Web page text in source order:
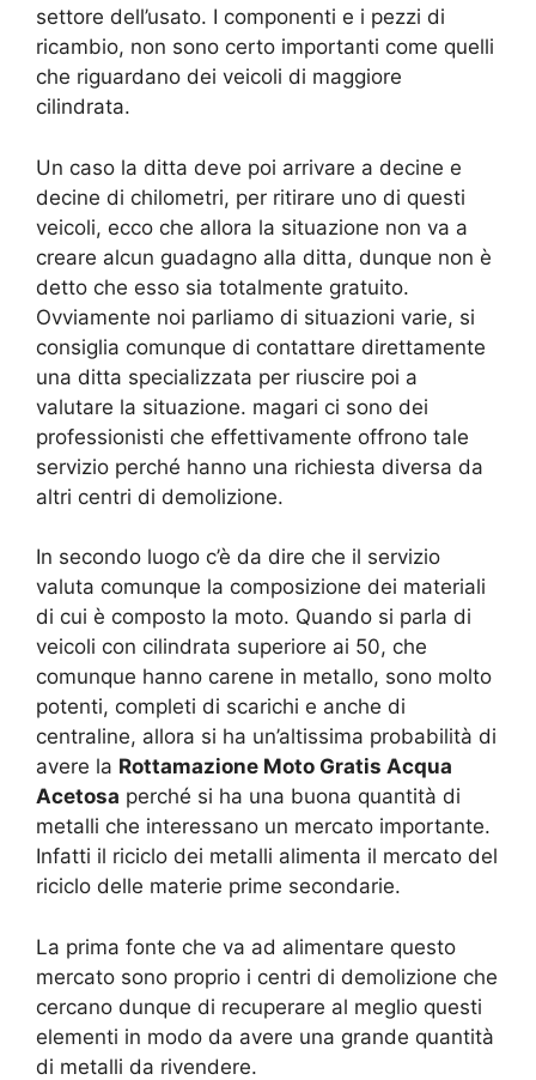
settore dell’usato. I componenti e i pezzi di
ricambio, non sono certo importanti come quelli
che riguardano dei veicoli di maggiore
cilindrata.
Un caso la ditta deve poi arrivare a decine e
decine di chilometri, per ritirare uno di questi
veicoli, ecco che allora la situazione non va a
creare alcun guadagno alla ditta, dunque non è
detto che esso sia totalmente gratuito.
Ovviamente noi parliamo di situazioni varie, si
consiglia comunque di contattare direttamente
una ditta specializzata per riuscire poi a
valutare la situazione. magari ci sono dei
professionisti che effettivamente offrono tale
servizio perché hanno una richiesta diversa da
altri centri di demolizione.
In secondo luogo c’è da dire che il servizio
valuta comunque la composizione dei materiali
di cui è composto la moto. Quando si parla di
veicoli con cilindrata superiore ai 50, che
comunque hanno carene in metallo, sono molto
potenti, completi di scarichi e anche di
centraline, allora si ha un’altissima probabilità di
avere la Rottamazione Moto Gratis Acqua
Acetosa perché si ha una buona quantità di
metalli che interessano un mercato importante.
Infatti il riciclo dei metalli alimenta il mercato del
riciclo delle materie prime secondarie.
La prima fonte che va ad alimentare questo
mercato sono proprio i centri di demolizione che
cercano dunque di recuperare al meglio questi
elementi in modo da avere una grande quantità
di metalli da rivendere.